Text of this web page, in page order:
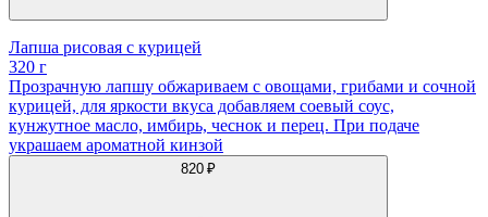
Лапша рисовая с курицей
320 г
Прозрачную лапшу обжариваем с овощами, грибами и сочной
курицей, для яркости вкуса добавляем соевый соус,
кунжутное масло, имбирь, чеснок и перец. При подаче
украшаем ароматной кинзой
820 ₽